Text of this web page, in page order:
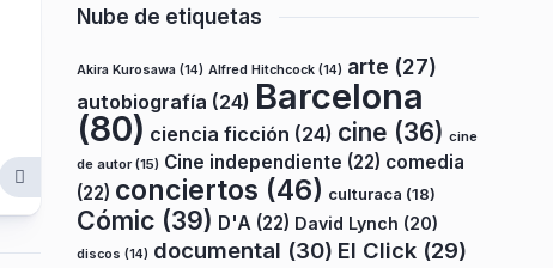
Nube de etiquetas
Akira Kurosawa (14) Alfred Hitchcock (14) arte (27)
autobiografía (24) Barcelona
(80) ciencia ficción (24) cine (36) cine
de autor(15) Cine independiente (22) comedia
(22) conciertos (46) culturaca (18)
Cómic (39) D'A (22) David Lynch (20)
discos (14) documental (30) El Click (29)